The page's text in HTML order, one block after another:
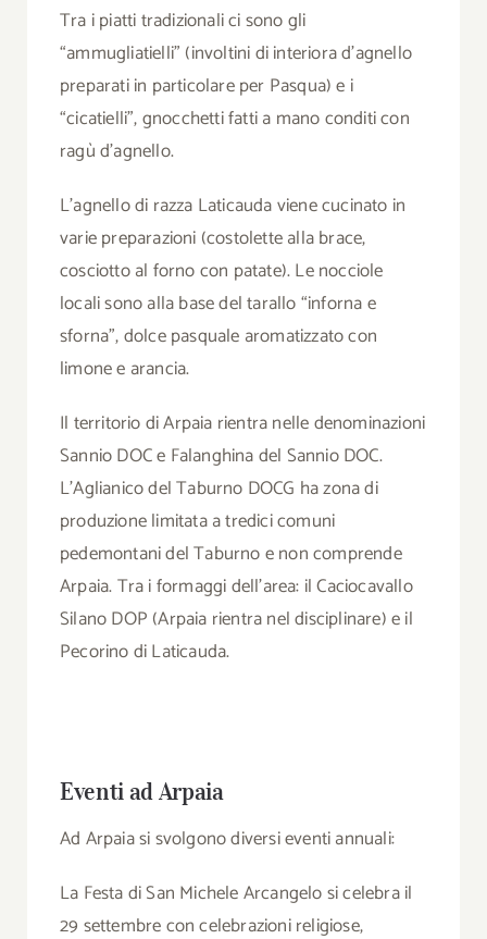
Tra i piatti tradizionali ci sono gli
“ammugliatielli” (involtini di interiora d’agnello
preparati in particolare per Pasqua) e i
“cicatielli”, gnocchetti fatti a mano conditi con
ragù d’agnello.
L’agnello di razza Laticauda viene cucinato in
varie preparazioni (costolette alla brace,
cosciotto al forno con patate). Le nocciole
locali sono alla base del tarallo “inforna e
sforna”, dolce pasquale aromatizzato con
limone e arancia.
Il territorio di Arpaia rientra nelle denominazioni
Sannio DOC e Falanghina del Sannio DOC.
L’Aglianico del Taburno DOCG ha zona di
produzione limitata a tredici comuni
pedemontani del Taburno e non comprende
Arpaia. Tra i formaggi dell’area: il Caciocavallo
Silano DOP (Arpaia rientra nel disciplinare) e il
Pecorino di Laticauda.
Eventi ad Arpaia
Ad Arpaia si svolgono diversi eventi annuali:
La Festa di San Michele Arcangelo si celebra il
29 settembre con celebrazioni religiose,